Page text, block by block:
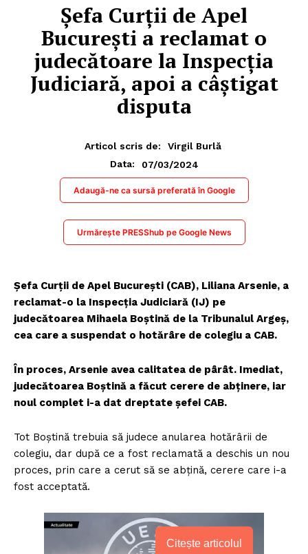
Șefa Curții de Apel
București a reclamat o
judecătoare la Inspecția
Judiciară, apoi a câștigat
disputa
Articol scris de:
Virgil Burlă
Data:
07/03/2024
Adaugă-ne ca sursă preferată în Google
Urmărește PRESShub pe Google News
Șefa Curții de Apel București (CAB), Liliana Arsenie, a
reclamat-o la Inspecția Judiciară (IJ) pe
judecătoarea Mihaela Boștină de la Tribunalul Argeș,
cea care a suspendat o hotărâre de colegiu a CAB.
În proces, Arsenie avea calitatea de pârât. Imediat,
judecătoarea Boștină a făcut cerere de abținere, iar
noul complet i-a dat dreptate șefei CAB.
Tot Boștină trebuia să judece anularea hotărârii de
colegiu, dar după ce a fost reclamată a deschis un nou
proces, prin care a cerut să se abțină, cerere care i-a
fost acceptată.
Citește articolul